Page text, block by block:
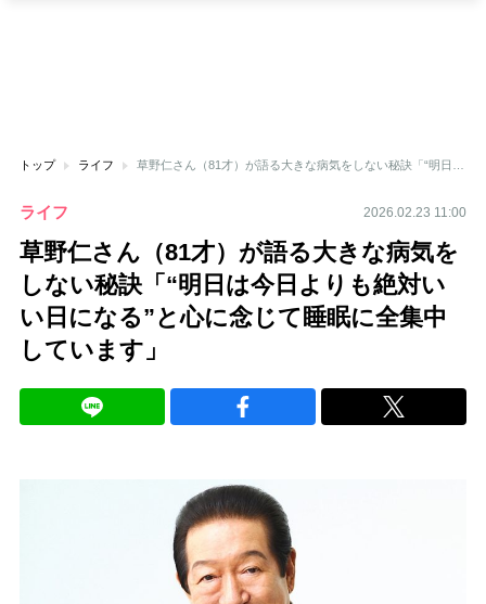
トップ ライフ
ライフ 2026.02.23 11:00
草野仁さん（81才）が語る大きな病気を
しない秘訣「“明日は今日よりも絶対い
い日になる”と心に念じて睡眠に全集中
しています」